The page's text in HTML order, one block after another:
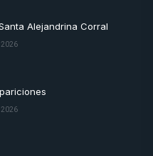
Alejandrina Corral
2026
2026